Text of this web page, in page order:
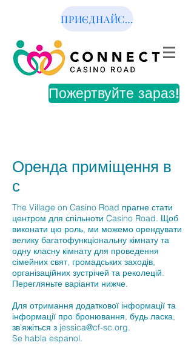
ПРИЄДНАЙСЯ ДО НАС
Пожертвуйте зараз!
Оренда приміщення в
с
The Village on Casino Road прагне стати
центром для спільноти Casino Road. Щоб
виконати цю роль, ми можемо орендувати
велику багатофункціональну кімнату та
одну класну кімнату для проведення
сімейних свят, громадських заходів,
організаційних зустрічей та реколецій.
Перегляньте варіанти нижче.
Для отримання додаткової інформації та
інформації про бронювання, будь ласка,
зв’яжіться з jessica@cf-sc.org.
Se habla espanol.